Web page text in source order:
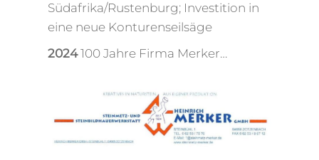
Südafrika/Rustenburg; Investition in
eine neue Konturenseilsäge
2024100 Jahre Firma Merker…